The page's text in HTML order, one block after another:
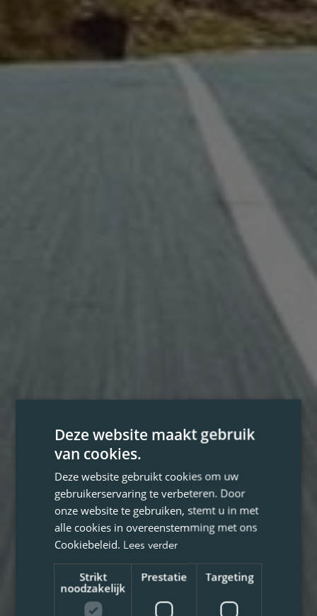
Deze website maakt gebruik
van cookies.
Deze website gebruikt cookies om uw
gebruikerservaring te verbeteren. Door
onze website te gebruiken, stemt u in met
alle cookies in overeenstemming met ons
Cookiebeleid. Lees verder
Strikt
noodzakelijk
Prestatie Targeting